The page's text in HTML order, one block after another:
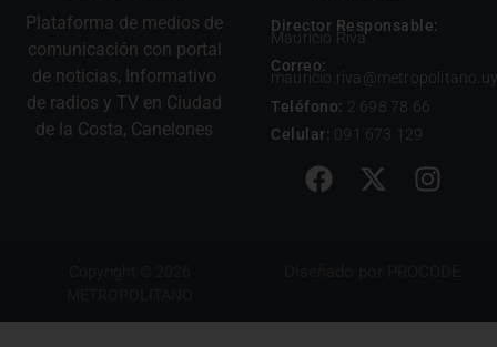
Plataforma de medios de
comunicación con portal
de noticias, Informativo
de radios y TV en Ciudad
de la Costa, Canelones
Director Responsable:
Mauricio Riva
Correo:
mauricio.riva@metropolitano.uy
Teléfono: 2 698 78 66
Celular: 091 673 129